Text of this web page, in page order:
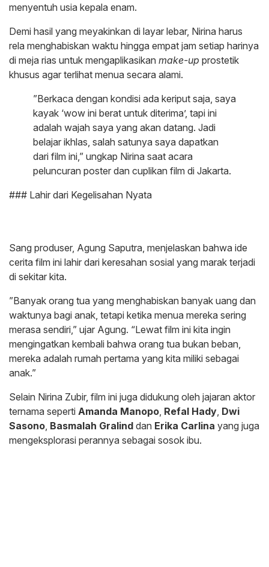
menyentuh usia kepala enam.
​Demi hasil yang meyakinkan di layar lebar, Nirina harus
rela menghabiskan waktu hingga empat jam setiap harinya
di meja rias untuk mengaplikasikan make-up prostetik
khusus agar terlihat menua secara alami.
​”Berkaca dengan kondisi ada keriput saja, saya
kayak ‘wow ini berat untuk diterima’, tapi ini
adalah wajah saya yang akan datang. Jadi
belajar ikhlas, salah satunya saya dapatkan
dari film ini,” ungkap Nirina saat acara
peluncuran poster dan cuplikan film di Jakarta.
​### Lahir dari Kegelisahan Nyata
Sang produser, Agung Saputra, menjelaskan bahwa ide
cerita film ini lahir dari keresahan sosial yang marak terjadi
di sekitar kita.
​”Banyak orang tua yang menghabiskan banyak uang dan
waktunya bagi anak, tetapi ketika menua mereka sering
merasa sendiri,” ujar Agung. “Lewat film ini kita ingin
mengingatkan kembali bahwa orang tua bukan beban,
mereka adalah rumah pertama yang kita miliki sebagai
anak.”
​Selain Nirina Zubir, film ini juga didukung oleh jajaran aktor
ternama seperti Amanda Manopo Refal Hady Dwi
Sasono Basmalah Gralind dan Erika Carlina yang juga
mengeksplorasi perannya sebagai sosok ibu.